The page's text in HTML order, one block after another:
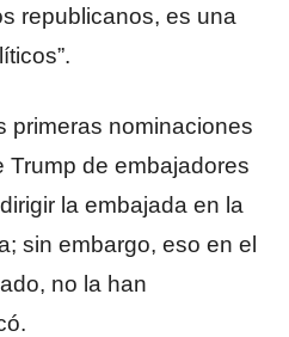
republicanos, es una
primeras nominaciones
Trump de embajadores
la embajada en la
sin embargo, eso en el
no la han